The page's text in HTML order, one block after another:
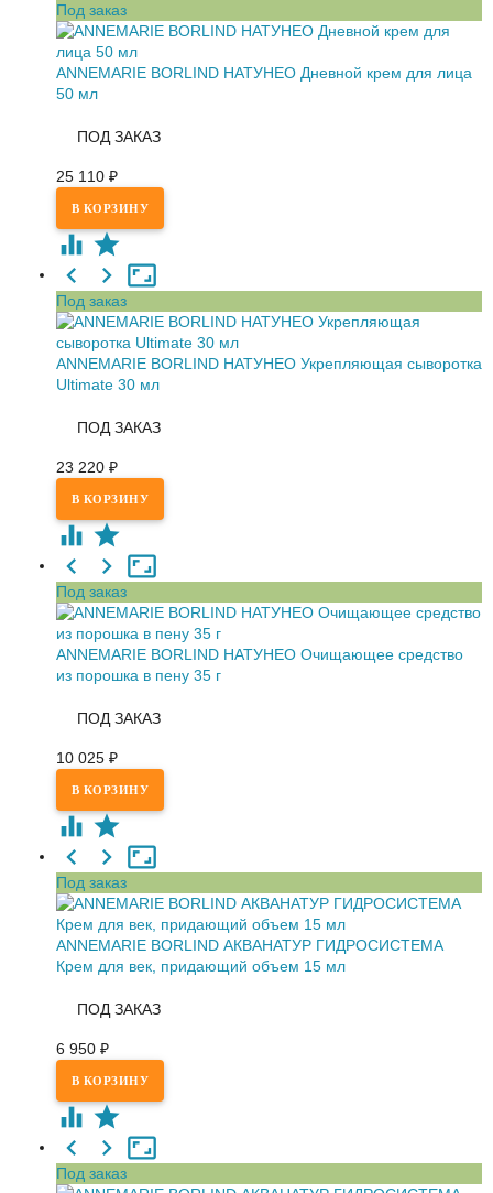
Под заказ
ANNEMARIE BORLIND НАТУНЕО Дневной крем для лица
50 мл
ПОД ЗАКАЗ
25 110 ₽
Под заказ
ANNEMARIE BORLIND НАТУНЕО Укрепляющая сыворотка
Ultimate 30 мл
ПОД ЗАКАЗ
23 220 ₽
Под заказ
ANNEMARIE BORLIND НАТУНЕО Очищающее средство
из порошка в пену 35 г
ПОД ЗАКАЗ
10 025 ₽
Под заказ
ANNEMARIE BORLIND АКВАНАТУР ГИДРОСИСТЕМА
Крем для век, придающий объем 15 мл
ПОД ЗАКАЗ
6 950 ₽
Под заказ